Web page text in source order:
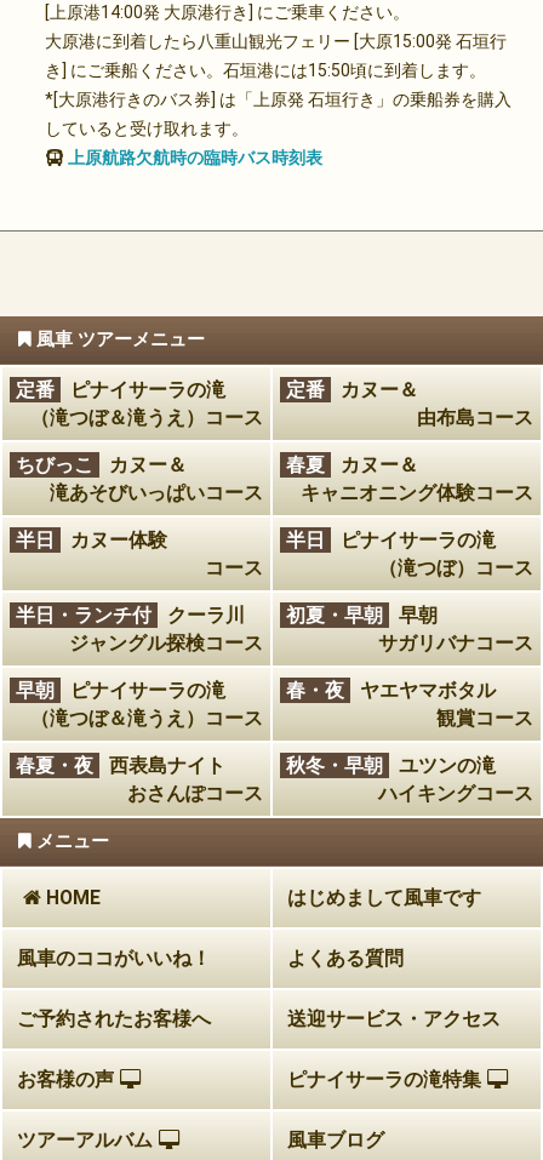
[上原港14:00発 大原港行き] にご乗車ください。
大原港に到着したら八重山観光フェリー [大原15:00発 石垣行
き] にご乗船ください。石垣港には15:50頃に到着します。
*[大原港行きのバス券] は「上原発 石垣行き」の乗船券を購入
していると受け取れます。
上原航路欠航時の臨時バス時刻表
風車 ツアーメニュー
定番
ピナイサーラの滝
（滝つぼ＆滝うえ）コース
定番
カヌー＆
由布島コース
ちびっこ
カヌー＆
滝あそびいっぱいコース
春夏
カヌー＆
キャニオニング体験コース
半日
カヌー体験
コース
半日
ピナイサーラの滝
（滝つぼ）コース
半日・ランチ付
クーラ川
ジャングル探検コース
初夏・早朝
早朝
サガリバナコース
早朝
ピナイサーラの滝
（滝つぼ＆滝うえ）コース
春・夜
ヤエヤマボタル
観賞コース
春夏・夜
西表島ナイト
おさんぽコース
秋冬・早朝
ユツンの滝
ハイキングコース
メニュー
HOME はじめまして風車です
風車のココがいいね！ よくある質問
ご予約されたお客様へ 送迎サービス・アクセス
お客様の声 ピナイサーラの滝特集
ツアーアルバム 風車ブログ